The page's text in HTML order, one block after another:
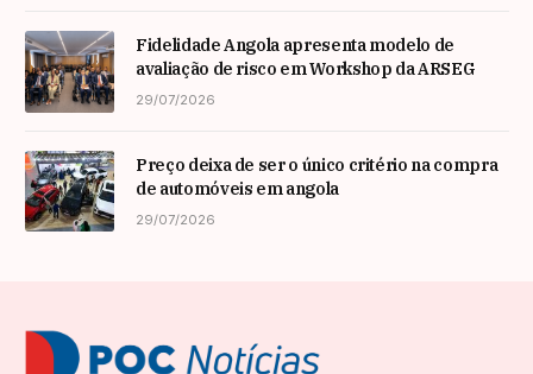
Fidelidade Angola apresenta modelo de
avaliação de risco em Workshop da ARSEG
29/07/2026
Preço deixa de ser o único critério na compra
de automóveis em angola
29/07/2026